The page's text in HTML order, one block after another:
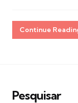
Continue
Pesquisar